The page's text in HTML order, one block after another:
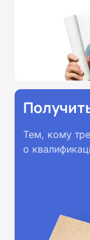
всей
Тем, кому
о